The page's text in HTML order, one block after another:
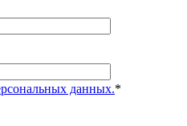
данных.*